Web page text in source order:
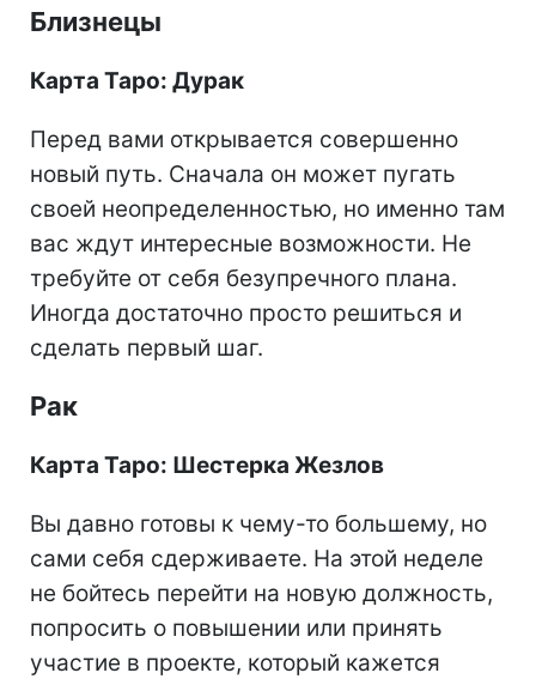
Близнецы
Карта Таро: Дурак
Перед вами открывается совершенно
новый путь. Сначала он может пугать
своей неопределенностью, но именно там
вас ждут интересные возможности. Не
требуйте от себя безупречного плана.
Иногда достаточно просто решиться и
сделать первый шаг.
Рак
Карта Таро: Шестерка Жезлов
Вы давно готовы к чему-то большему, но
сами себя сдерживаете. На этой неделе
не бойтесь перейти на новую должность,
попросить о повышении или принять
участие в проекте, который кажется